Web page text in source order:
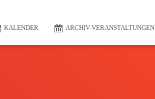
KALENDER ARCHIV-VERANSTALTUNGEN